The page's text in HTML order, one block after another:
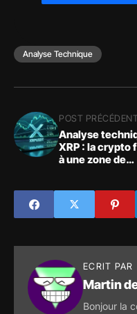
Analyse Technique
POST PRÉCÉDENT
Analyse
XRP : la crypto
à une zone de
ECRIT PAR
Martin
Bonjour la